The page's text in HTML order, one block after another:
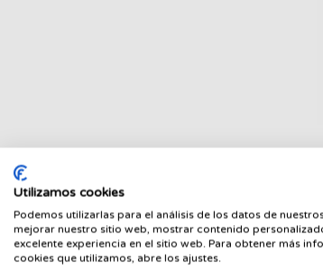
Utilizamos cookies
Podemos utilizarlas para el análisis de los datos de
mejorar nuestro sitio web, mostrar contenido
excelente experiencia en el sitio web. Para obtener más
cookies que utilizamos, abre los ajustes.